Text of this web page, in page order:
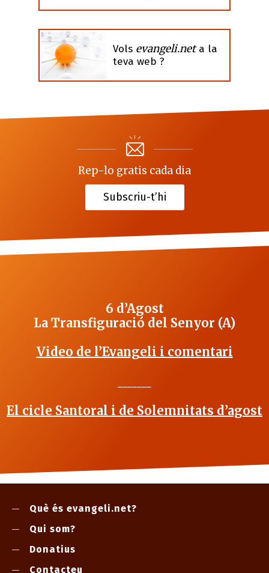
Vols evangeli.neta la
teva web ?
Rep-lo gratis cada dia
Subscriu-t’hi
6 d’Agost
La Transfiguració del Senyor (A)
Video de l’Evangeli i comentari
El cicle Santoral i de Solemnitats d’agost
Què és evangeli.net?
Qui som?
Donatius
Contacteu